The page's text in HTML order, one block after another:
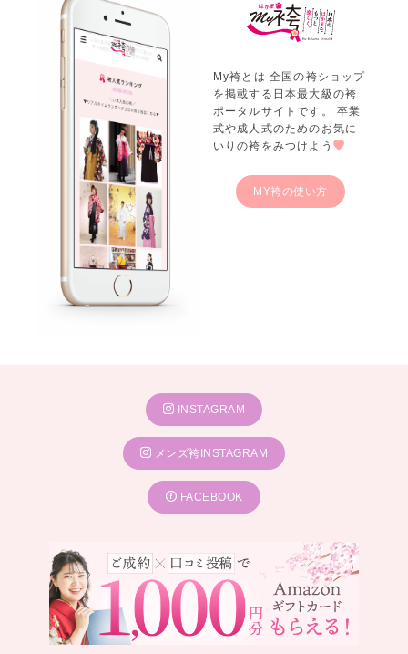
My袴とは 全国の袴ショップ
を掲載する日本最大級の袴
ポータルサイトです。 卒業
式や成人式のためのお気に
いりの袴をみつけよう
MY袴の使い方
INSTAGRAM
メンズ袴INSTAGRAM
FACEBOOK